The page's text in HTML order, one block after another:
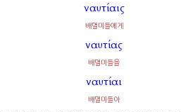
ναυτίαις
배멀미들에게
ναυτίας
배멀미들을
ναυτίαι
배멀미들아